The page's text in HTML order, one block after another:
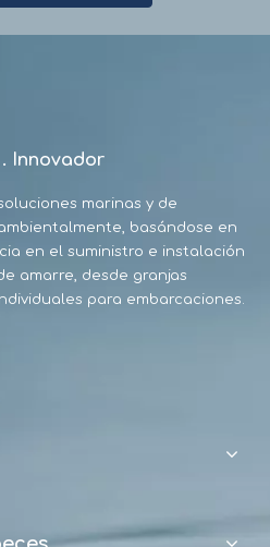
Innovador
marinas y de
basándose en
en el suministro e instalación
amarre, desde granjas
para embarcaciones.